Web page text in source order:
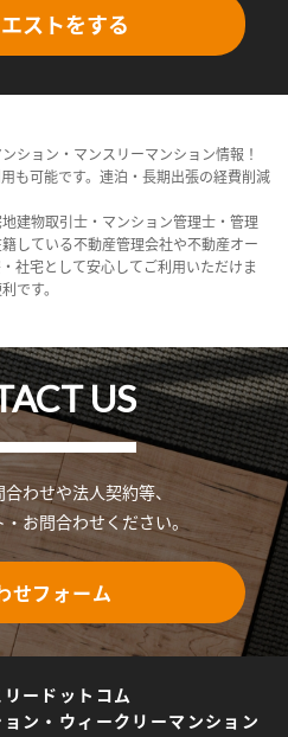
ストをする
ション・マンスリーマンション情報！
も可能です。連泊・長期出張の経費削減
建物取引士・マンション管理士・管理
している不動産管理会社や不動産オー
社宅として安心してご利用いただけま
です。
US
わせや法人契約等、
お問合わせください。
せフォーム
ードットコム
ン・ウィークリーマンション